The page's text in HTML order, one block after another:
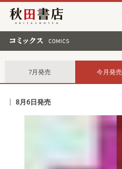
秋田書店
7月発売 今月発売
8月6日発売